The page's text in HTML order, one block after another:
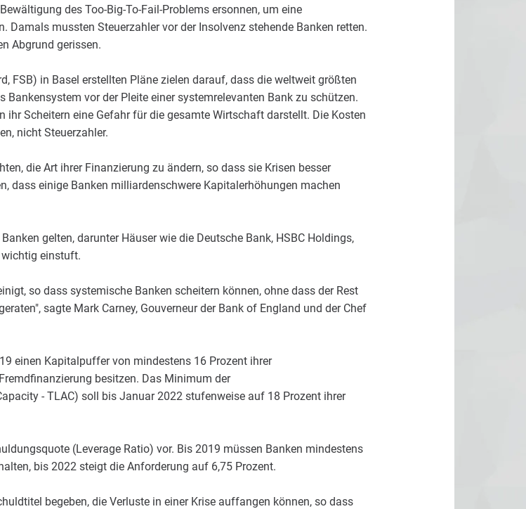
des Too-Big-To-Fail-Problems ersonnen, um eine
Damals mussten Steuerzahler vor der Insolvenz stehende Banken retten.
Abgrund gerissen.
FSB) in Basel erstellten Pläne zielen darauf, dass die weltweit größten
vor der Pleite einer systemrelevanten Bank zu schützen.
ihr Scheitern eine Gefahr für die gesamte Wirtschaft darstellt. Die Kosten
nicht Steuerzahler.
die Art ihrer Finanzierung zu ändern, so dass sie Krisen besser
dass einige Banken milliardenschwere Kapitalerhöhungen machen
gelten, darunter Häuser wie die Deutsche Bank, HSBC Holdings,
wichtig einstuft.
so dass systemische Banken scheitern können, ohne dass der Rest
sagte Mark Carney, Gouverneur der Bank of England und der Chef
einen Kapitalpuffer von mindestens 16 Prozent ihrer
besitzen. Das Minimum der
- TLAC) soll bis Januar 2022 stufenweise auf 18 Prozent ihrer
(Leverage Ratio) vor. Bis 2019 müssen Banken mindestens
bis 2022 steigt die Anforderung auf 6,75 Prozent.
begeben, die Verluste in einer Krise auffangen können, so dass